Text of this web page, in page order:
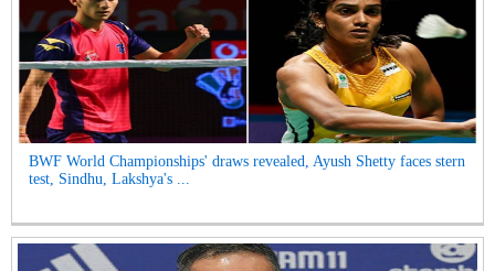
BWF World Championships' draws revealed, Ayush Shetty faces stern
test, Sindhu, Lakshya's ...